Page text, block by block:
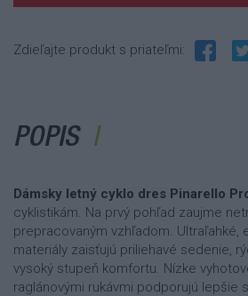
Zdieľajte produkt s priateľmi:
POPIS
Dámsky letný cyklo dres Pinarello
cyklistikám. Na prvý pohľad zaujme
prepracovaným vzhľadom. Ultraľahké,
materiály zaisťujú priliehavé sedenie,
vysoký stupeň komfortu. Nízke
raglánovými rukávmi podporujú lepšie